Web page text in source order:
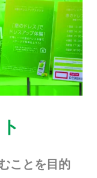
ことを目的